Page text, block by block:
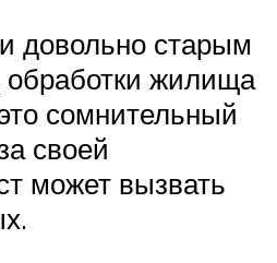
довольно старым
обработки жилища
сомнительный
своей
может вызвать